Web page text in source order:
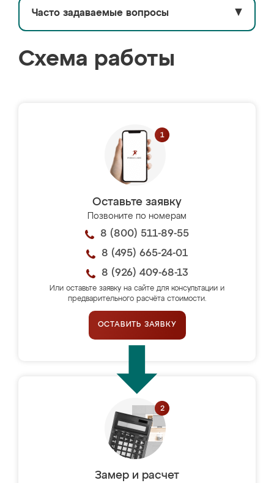
Часто задаваемые вопросы ▼
Схема работы
Оставьте заявку
Позвоните по номерам
8 (800) 511-89-55
8 (495) 665-24-01
8 (926) 409-68-13
Или оставьте заявку на сайте для консультации и
предварительного расчёта стоимости.
ОСТАВИТЬ ЗАЯВКУ
Замер и расчет